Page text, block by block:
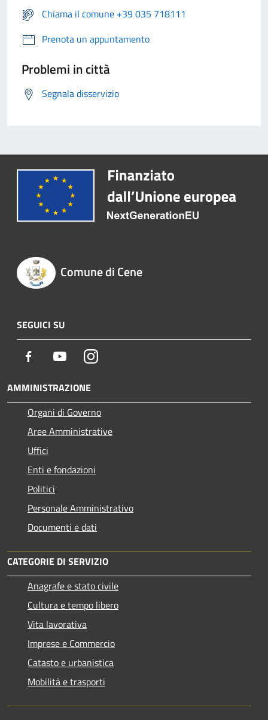
Chiama il comune +39 035 718111
Prenota un appuntamento
Problemi in città
Segnala disservizio
Comune di Cene
SEGUICI SU
Facebook YoutubeInstagram
AMMINISTRAZIONE
Organi di Governo
Aree Amministrative
Uffici
Enti e fondazioni
Politici
Personale Amministrativo
Documenti e dati
CATEGORIE DI SERVIZIO
Anagrafe e stato civile
Cultura e tempo libero
Vita lavorativa
Imprese e Commercio
Catasto e urbanistica
Mobilità e trasporti